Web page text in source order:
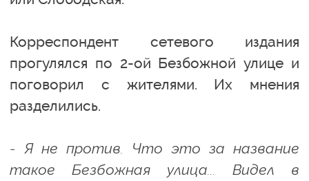
Корреспондент сетевого издания
прогулялся по 2-ой Безбожной улице и
поговорил с жителями. Их мнения
разделились.
- Я не против. Что это за название
такое Безбожная улица... Видел в